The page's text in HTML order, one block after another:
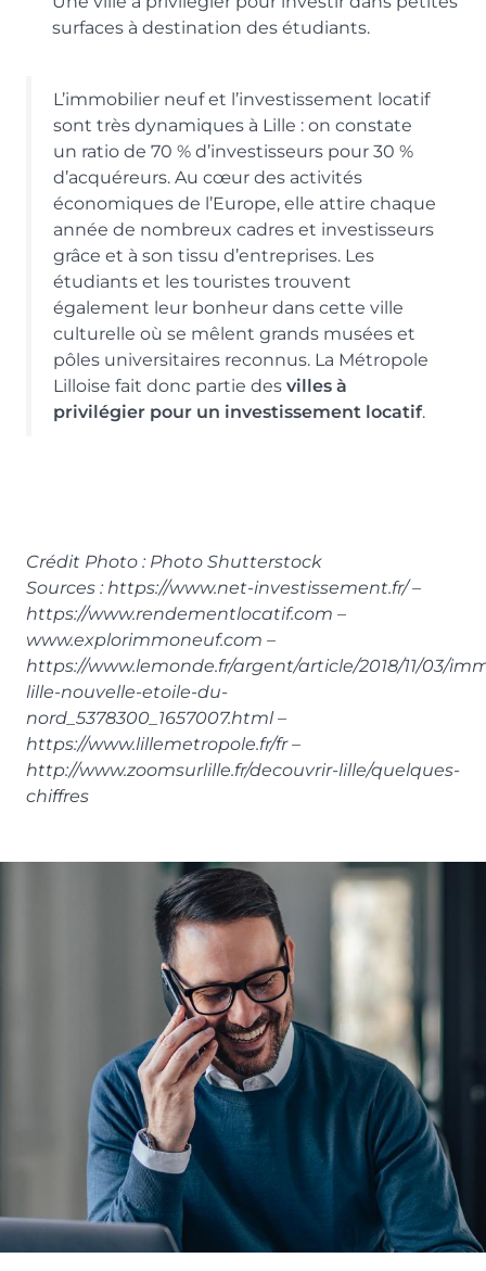
surfaces à destination des étudiants.
L’immobilier neuf et l’investissement locatif
sont très dynamiques à Lille : on constate
un ratio de 70 % d’investisseurs pour 30 %
d’acquéreurs. Au cœur des activités
économiques de l’Europe, elle attire chaque
année de nombreux cadres et investisseurs
grâce et à son tissu d’entreprises. Les
étudiants et les touristes trouvent
également leur bonheur dans cette ville
culturelle où se mêlent grands musées et
pôles universitaires reconnus. La Métropole
Lilloise fait donc partie des villes à
privilégier pour un investissement locatif.
Crédit Photo : Photo Shutterstock
Sources : https://www.net-investissement.fr/ –
https://www.rendementlocatif.com –
www.explorimmoneuf.com –
https://www.lemonde.fr/argent/article/2018/11/03/
lille-nouvelle-etoile-du-
nord_5378300_1657007.html –
https://www.lillemetropole.fr/fr –
http://www.zoomsurlille.fr/decouvrir-lille/quelques-
chiffres